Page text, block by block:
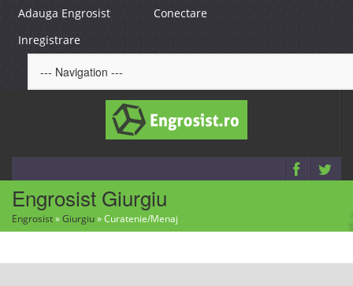
Adauga Engrosist
Conectare
Inregistrare
Engrosist Giurgiu
Engrosist»Giurgiu»Curatenie/Menaj